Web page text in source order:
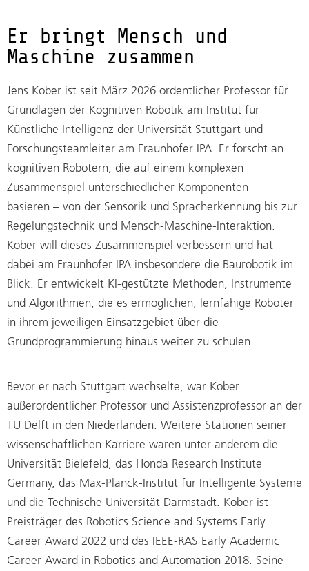
Er bringt Mensch und
Maschine zusammen
Jens Kober ist seit März 2026 ordentlicher Professor für
Grundlagen der Kognitiven Robotik am Institut für
Künstliche Intelligenz der Universität Stuttgart und
Forschungsteamleiter am Fraunhofer IPA. Er forscht an
kognitiven Robotern, die auf einem komplexen
Zusammenspiel unterschiedlicher Komponenten
basieren – von der Sensorik und Spracherkennung bis zur
Regelungstechnik und Mensch-Maschine-Interaktion.
Kober will dieses Zusammenspiel verbessern und hat
dabei am Fraunhofer IPA insbesondere die Baurobotik im
Blick. Er entwickelt KI-gestützte Methoden, Instrumente
und Algorithmen, die es ermöglichen, lernfähige Roboter
in ihrem jeweiligen Einsatzgebiet über die
Grundprogrammierung hinaus weiter zu schulen.
Bevor er nach Stuttgart wechselte, war Kober
außerordentlicher Professor und Assistenzprofessor an der
TU Delft in den Niederlanden. Weitere Stationen seiner
wissenschaftlichen Karriere waren unter anderem die
Universität Bielefeld, das Honda Research Institute
Germany, das Max-Planck-Institut für Intelligente Systeme
und die Technische Universität Darmstadt. Kober ist
Preisträger des Robotics Science and Systems Early
Career Award 2022 und des IEEE-RAS Early Academic
Career Award in Robotics and Automation 2018. Seine